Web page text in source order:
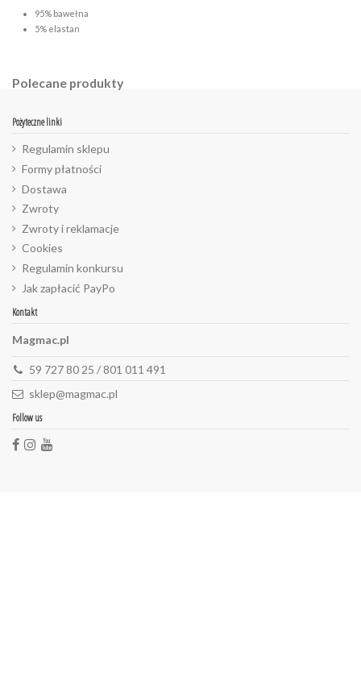
95% bawełna
5% elastan
Polecane produkty
Pożyteczne linki
Regulamin sklepu
Formy płatności
Dostawa
Zwroty
Zwroty i reklamacje
Cookies
Regulamin konkursu
Jak zapłacić PayPo
Kontakt
Magmac.pl
59 727 80 25 / 801 011 491
sklep@magmac.pl
Follow us